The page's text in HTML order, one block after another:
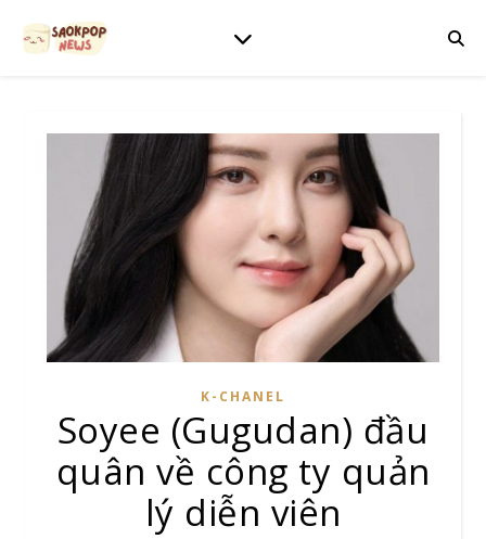
K-CHANEL
Soyee (Gugudan) đầu
quân về công ty quản
lý diễn viên